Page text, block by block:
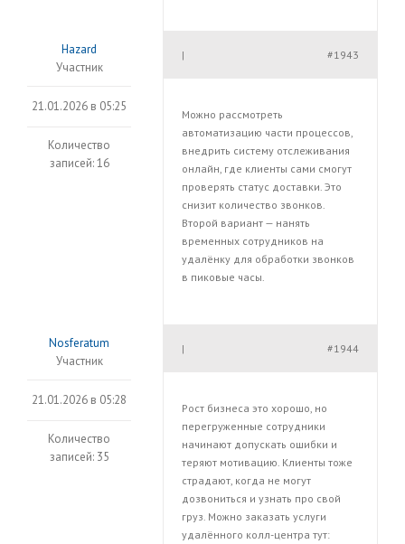
Hazard
Участник
21.01.2026 в 05:25
Количество
записей: 16
#1943
|
Можно рассмотреть
автоматизацию части процессов,
внедрить систему отслеживания
онлайн, где клиенты сами смогут
проверять статус доставки. Это
снизит количество звонков.
Второй вариант — нанять
временных сотрудников на
удалёнку для обработки звонков
в пиковые часы.
Nosferatum
Участник
21.01.2026 в 05:28
Количество
записей: 35
#1944
|
Рост бизнеса это хорошо, но
перегруженные сотрудники
начинают допускать ошибки и
теряют мотивацию. Клиенты тоже
страдают, когда не могут
дозвониться и узнать про свой
груз. Можно заказать услуги
удалённого колл-центра тут: